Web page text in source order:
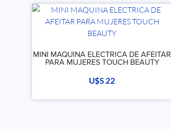
MINI MAQUINA ELECTRICA DE AFEITAR
PARA MUJERES TOUCH BEAUTY
U$S22